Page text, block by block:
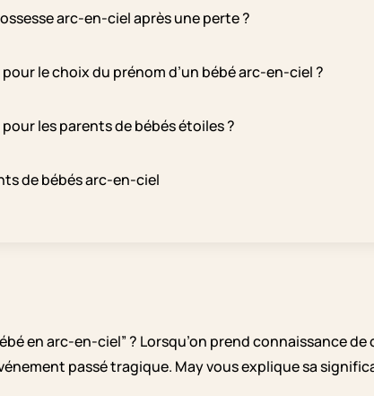
arc-en-ciel après une perte ?
le choix du prénom d’un bébé arc-en-ciel ?
les parents de bébés étoiles ?
de bébés arc-en-ciel
en arc-en-ciel” ? Lorsqu’on prend connaissance
passé tragique. May vous explique sa